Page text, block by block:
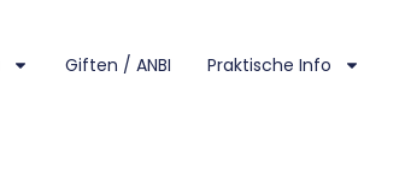
Giften / ANBI Praktische Info